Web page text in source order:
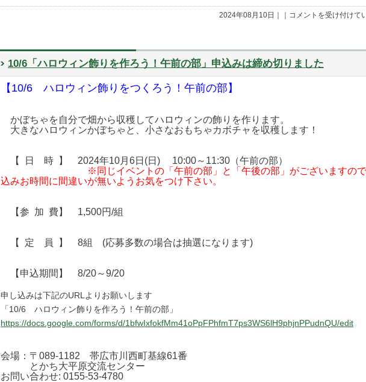
2024年08月10日｜｜
10/6「ハ
飾
り
を
作
部」
申
め
コメントを受け付けて
10/6「ハロウィン飾りを作ろう！午前の部」申込みは締め切りました
【10/6 ハロウィン飾りをつくろう！午前の部】
かぼちゃを自分で畑から収穫してハロウィンの飾りを作ります。
大きなハロウィンかぼちゃと、小さなおもちゃカボチャを収穫します！
【 日 時 】 2024年10月6日(日) 10:00～11:30（午前の部）
※同じイベントの「午前の部」と「午後の部」がございますの
込みお時間に間違いが無いようお気をつけ下さい。
【参 加 費】 1,500円/組
【 定 員 】 8組 (応募多数の場合は抽選になります)
【申込期間】 8/20～9/20
申し込みは下記のURLよりお願いします
「10/6 ハロウィン飾りを作ろう！午前の部」
https://docs.google.com/forms/d/1bfwIxfokfMm41oPpFPhfmT7ps3WS6lH9phjnPPudnQU/edit
会場：〒089-1182 帯広市川西町基線61番
とかち大平原交流センター
お問い合わせ: 0155-53-4780